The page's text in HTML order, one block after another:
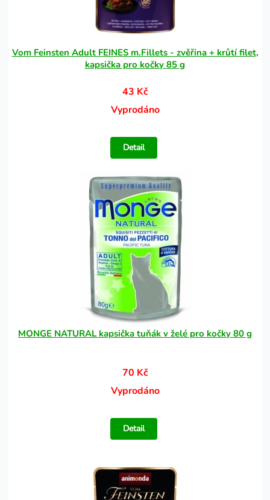
Vom Feinsten Adult FEINES m.Fillets - zvěřina + krůtí filet,
kapsička pro kočky 85 g
43 Kč
Vyprodáno
Detail
MONGE NATURAL kapsička tuňák v želé pro kočky 80 g
70 Kč
Vyprodáno
Detail